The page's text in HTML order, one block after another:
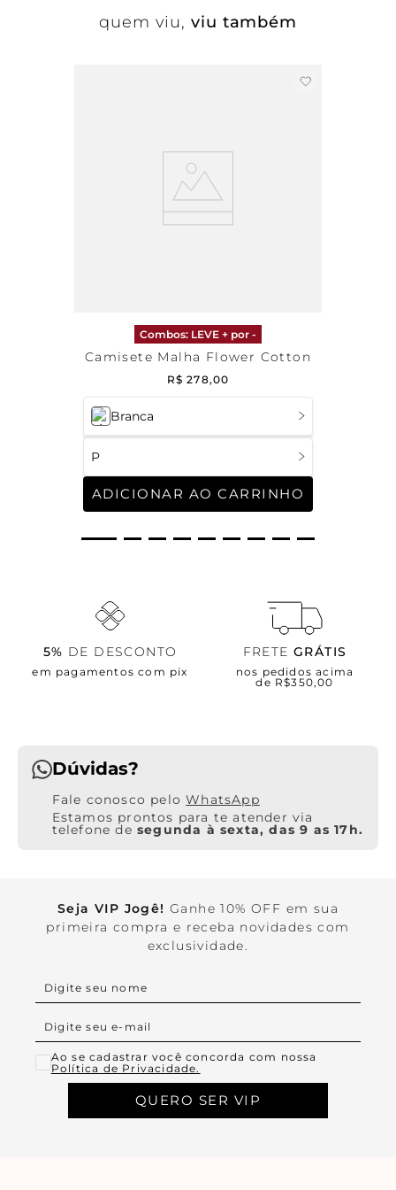
quem viu, viu também
Branca
P
ADICIONAR AO CARRINHO
Combos: LEVE + por -
Camisete Malha Flower Cotton
R$ 278,00
5% DE DESCONTO
em pagamentos com pix
FRETE GRÁTIS
nos pedidos acima
de R$350,00
Dúvidas?
WhatsApp
Estamos prontos para te atender via
telefone de segunda à sexta, das 9 as 17h.
Seja VIP Jogê! Ganhe 10% OFF em sua
primeira compra e receba novidades com
exclusividade.
Ao se cadastrar você concorda com nossa
Política de Privacidade.
QUERO SER VIP